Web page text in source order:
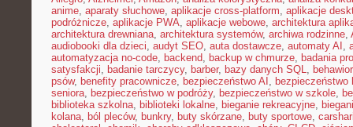
anime, aparaty słuchowe, aplikacje cross-platform, aplikacje
podróżnicze, aplikacje PWA, aplikacje webowe, architektura
architektura drewniana, architektura systemów, archiwa rodzinne,
audiobooki dla dzieci, audyt SEO, auta dostawcze, automaty AI ,
automatyzacja no-code, backend, backup w chmurze, badania
satysfakcji, badanie tarczycy, barber, bazy danych SQL,
psów, benefity pracownicze, bezpieczeństwo AI , bezpieczeństwo
seniora, bezpieczeństwo w podróży, bezpieczeństwo w szkole,
biblioteka szkolna, biblioteki lokalne, bieganie rekreacyjne,
kolana, ból pleców, bunkry, buty skórzane, buty sportowe,